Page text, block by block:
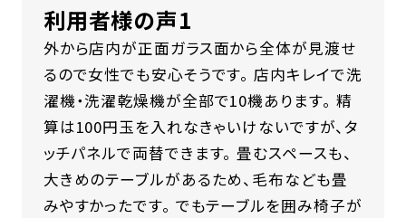
利用者様の声1
外から店内が正面ガラス面から全体が見渡せ
るので女性でも安心そうです。 店内キレイで洗
濯機・洗濯乾燥機が全部で10機あります。 精
算は100円玉を入れなきゃいけないですが、タ
ッチパネルで両替できます。 畳むスペースも、
大きめのテーブルがあるため、毛布なども畳
みやすかったです。 でもテーブルを囲み椅子が